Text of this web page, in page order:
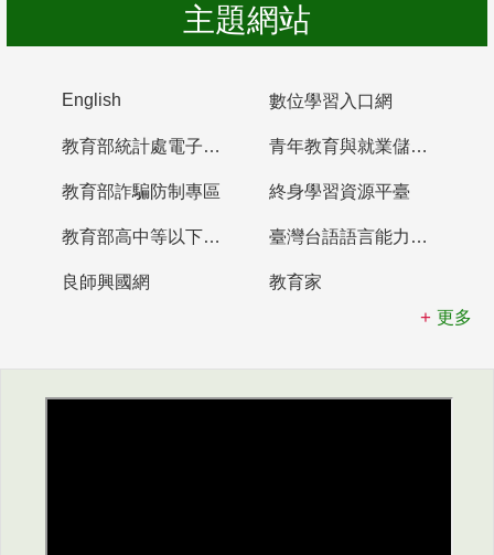
主題網站
English 數位學習入口網
教育部統計處電子書櫃 青年教育與就業儲蓄帳戶
教育部詐騙防制專區 終身學習資源平臺
教育部高中等以下學校及幼兒園教師資格檢定考試 臺灣台語語言能力認證網站
良師興國網
教育家
更多